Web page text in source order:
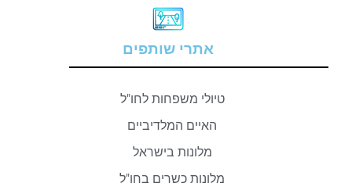
אתרי שותפים
טיולי משפחות לחו"ל
האיים המלדיביים
מלונות בישראל
מלונות כשרים בחו"ל